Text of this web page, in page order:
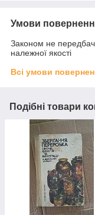
Умови
Законом не
належної якості
Всі умови
Подібні товари